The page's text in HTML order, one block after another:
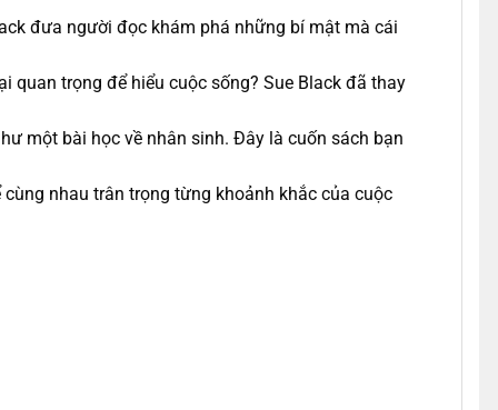
đưa người đọc khám phá những bí mật mà cái
quan trọng để hiểu cuộc sống? Sue Black đã thay
một bài học về nhân sinh. Đây là cuốn sách bạn
nhau trân trọng từng khoảnh khắc của cuộc